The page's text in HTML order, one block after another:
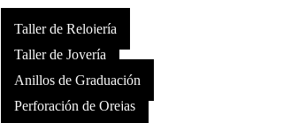
Taller de Relojería
Taller de Joyería
Anillos de Graduación
Perforación de Orejas